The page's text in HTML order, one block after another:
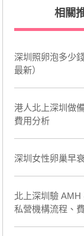
相關
深圳照卵泡多少
最新）
港人北上深圳做
費用分析
深圳女性卵巢早
北上深圳驗 AMH
私營機構流程、